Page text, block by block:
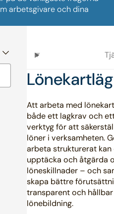
arbetsgivare och dina
Att arbeta med
både ett lagkrav och
verktyg för att
löner i verksamheten.
arbeta strukturerat kan
upptäcka och åtgärda
löneskillnader – och
skapa bättre
transparent och hållbar
lönebildning.